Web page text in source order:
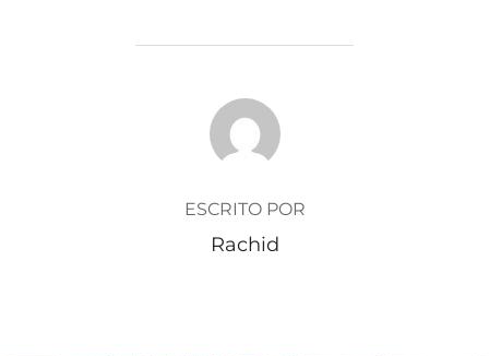
AUTOR DE LA ENTRADA
ESCRITO POR
Rachid